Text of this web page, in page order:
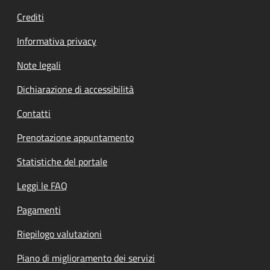
Crediti
Informativa privacy
Note legali
Dichiarazione di accessibilità
Contatti
Prenotazione appuntamento
Statistiche del portale
Leggi le FAQ
Pagamenti
Riepilogo valutazioni
Piano di miglioramento dei servizi